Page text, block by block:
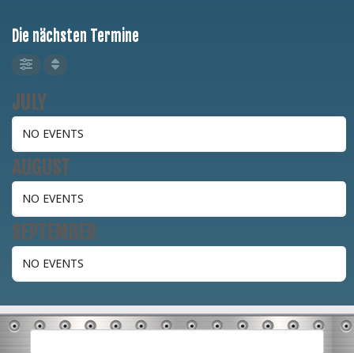
Die nächsten Termine
JULY
NO EVENTS
AUGUST
NO EVENTS
SEPTEMBER
NO EVENTS
Suchen